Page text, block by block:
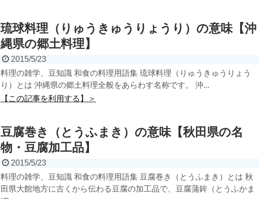
琉球料理（りゅうきゅうりょうり）の意味【沖
縄県の郷土料理】
2015/5/23
料理の雑学、豆知識 和食の料理用語集 琉球料理（りゅうきゅうりょう
り）とは 沖縄県の郷土料理全般をあらわす名称です。 沖...
【この記事を利用する】＞
豆腐巻き（とうふまき）の意味【秋田県の名
物・豆腐加工品】
2015/5/23
料理の雑学、豆知識 和食の料理用語集 豆腐巻き（とうふまき）とは 秋
田県大館地方に古くから伝わる豆腐の加工品で、豆腐蒲鉾（とうふかま